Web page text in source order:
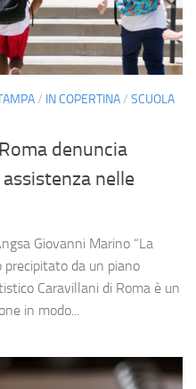
/ IN COPERTINA/ SCUOLA
denuncia
nelle
Giovanni Marino “La
precipitato da un piano
Caravillani di Roma è un
in modo...